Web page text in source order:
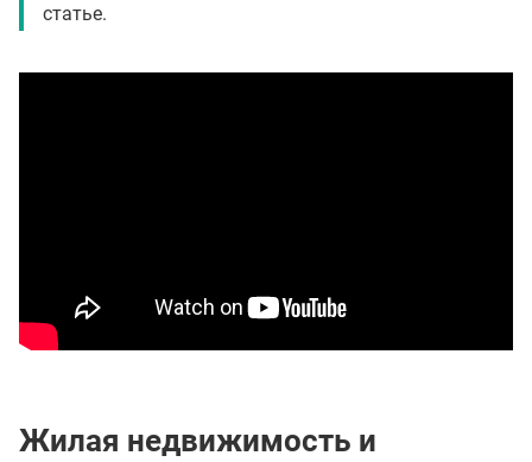
статье.
Жилая недвижимость и